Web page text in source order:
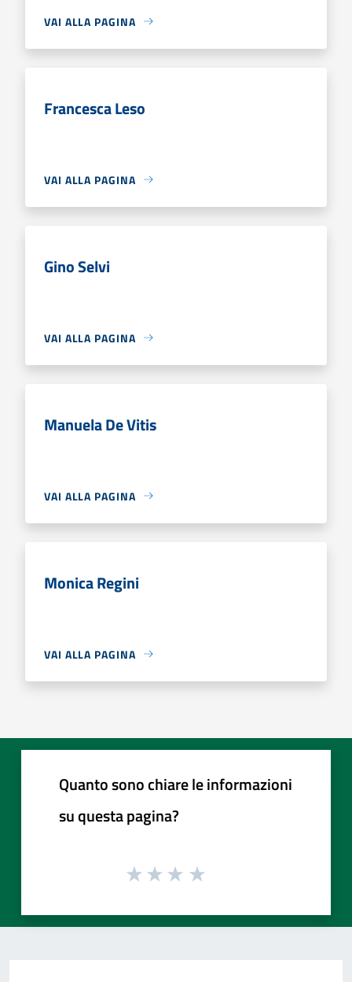
VAI ALLA PAGINA
Francesca Leso
VAI ALLA PAGINA
Gino Selvi
VAI ALLA PAGINA
Manuela De Vitis
VAI ALLA PAGINA
Monica Regini
VAI ALLA PAGINA
Quanto sono chiare le informazioni
su questa pagina?